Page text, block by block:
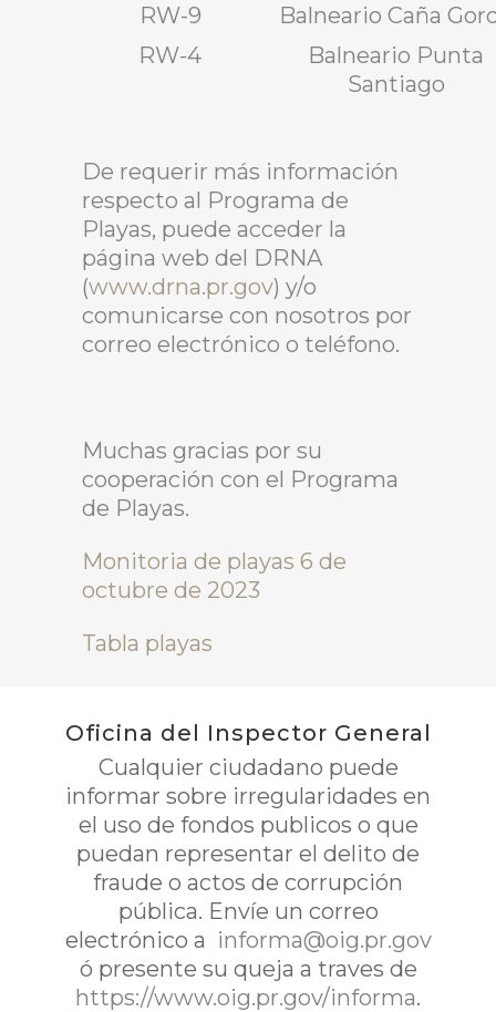
RW-9
Balneario Caña
RW-4
Balneario Punta
Santiago
De requerir más información
respecto al Programa de
Playas, puede acceder la
página web del DRNA
(www.drna.pr.gov) y/o
comunicarse con nosotros por
correo electrónico o teléfono.
Muchas gracias por su
cooperación con el Programa
de Playas.
Monitoria de playas 6 de
octubre de 2023
Tabla playas
Oficina del Inspector General
Cualquier ciudadano puede
informar sobre irregularidades en
el uso de fondos publicos o que
puedan representar el delito de
fraude o actos de corrupción
pública. Envíe un correo
electrónico a informa@oig.pr.gov
ó presente su queja a traves de
https://www.oig.pr.gov/informa.